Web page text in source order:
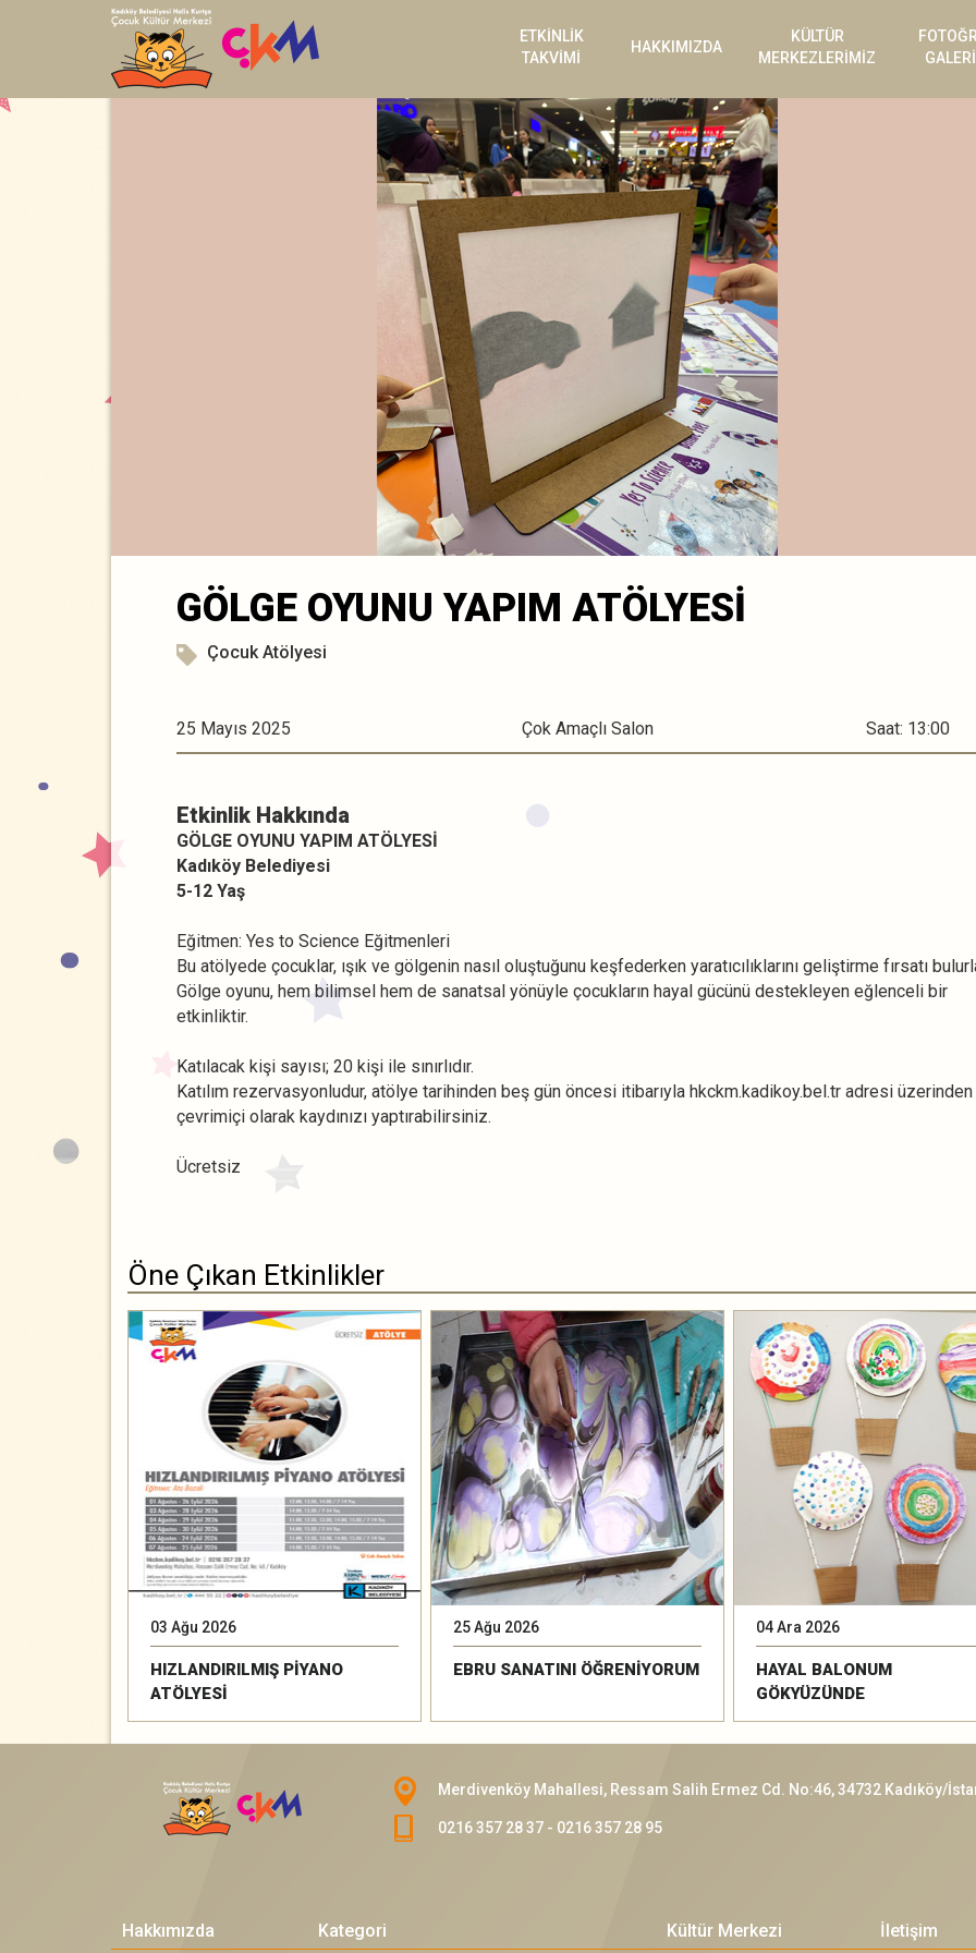
ETKİNLİK
TAKVİMİ
HAKKIMIZDA
KÜLTÜR
MERKEZLERİMİZ
GÖLGE OYUNU YAPIM ATÖLYESİ
Çocuk Atölyesi
25 Mayıs 2025 Çok Amaçlı Salon Saat: 13:00
Etkinlik Hakkında
GÖLGE OYUNU YAPIM ATÖLYESİ
Kadıköy Belediyesi
5-12 Yaş
Eğitmen: Yes to Science Eğitmenleri
Bu atölyede çocuklar, ışık ve gölgenin nasıl oluştuğunu keşfederken yaratıcılıklarını geliştirme fırsatı
Gölge oyunu, hem bilimsel hem de sanatsal yönüyle çocukların hayal gücünü destekleyen eğlenceli bir
etkinliktir.
Katılacak kişi sayısı; 20 kişi ile sınırlıdır.
Katılım rezervasyonludur, atölye tarihinden beş gün öncesi itibarıyla hkckm.kadikoy.bel.tr adresi üzerinden
çevrimiçi olarak kaydınızı yaptırabilirsiniz.
Ücretsiz
Öne Çıkan Etkinlikler
03 Ağu 2026
HIZLANDIRILMIŞ PİYANO
ATÖLYESİ
25 Ağu 2026
EBRU SANATINI ÖĞRENİYORUM
04 Ara 2026
HAYAL BALONUM
GÖKYÜZÜNDE
Merdivenköy Mahallesi, Ressam Salih Ermez Cd. No:46, 34732 Kadıköy/
0216 357 28 37 - 0216 357 28 95
Hakkımızda Kategori Kültür Merkezi İletişim